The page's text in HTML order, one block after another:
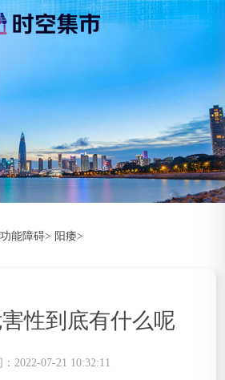
能障碍> 阳痿>
性到底有什么呢
：2022-07-21 10:32:11